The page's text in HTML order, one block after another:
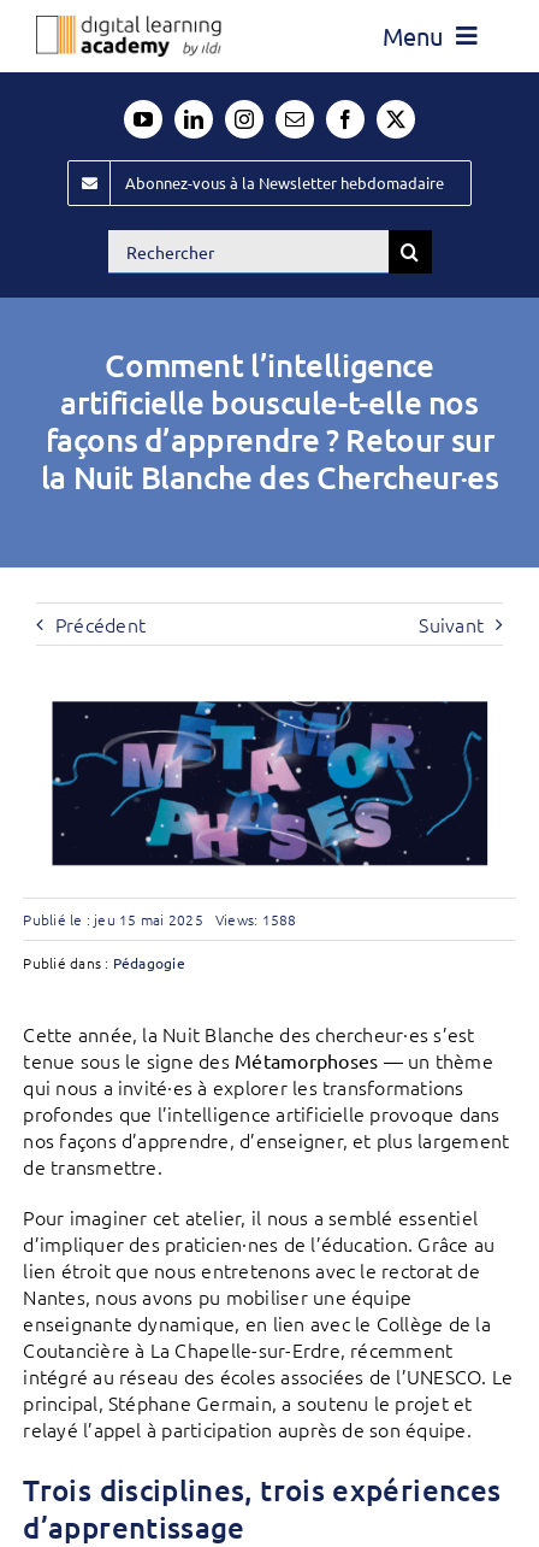
Passer
Menu
Évènements ILDI
Offres d’emploi
Contact
Abonnez-vous à la Newsletter hebdomadaire
Rechercher:
Comment l’intelligence
artificielle bouscule-t-elle nos
façons d’apprendre ? Retour sur
la Nuit Blanche des Chercheur·es
Précédent Suivant
Publié le : jeu 15 mai 2025 Views: 1588
Publié dans : Pédagogie
Cette année, la Nuit Blanche des chercheur·es s’est
tenue sous le signe des Métamorphoses — un thème
qui nous a invité·es à explorer les transformations
profondes que l’intelligence artificielle provoque dans
nos façons d’apprendre, d’enseigner, et plus largement
de transmettre.
Pour imaginer cet atelier, il nous a semblé essentiel
d’impliquer des praticien·nes de l’éducation. Grâce au
lien étroit que nous entretenons avec le rectorat de
Nantes, nous avons pu mobiliser une équipe
enseignante dynamique, en lien avec le Collège de la
Coutancière à La Chapelle-sur-Erdre, récemment
intégré au réseau des écoles associées de l’UNESCO. Le
principal, Stéphane Germain, a soutenu le projet et
relayé l’appel à participation auprès de son équipe.
Trois disciplines, trois expériences
d’apprentissage